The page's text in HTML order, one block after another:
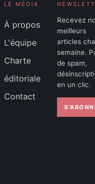
LE MÉDIA
À propos
L'équipe
Charte
éditoriale
Contact
Recevez
meilleurs
articles
semaine.
de spam,
en un clic.